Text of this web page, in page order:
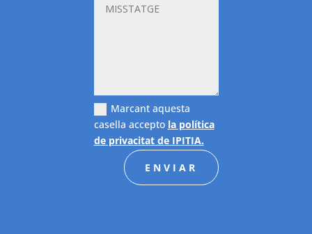
Marcant aquesta
casella accepto la política
de privacitat de IPITIA.
ENVIAR